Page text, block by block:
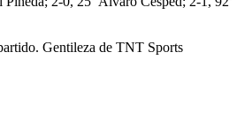
Gentileza de TNT Sports